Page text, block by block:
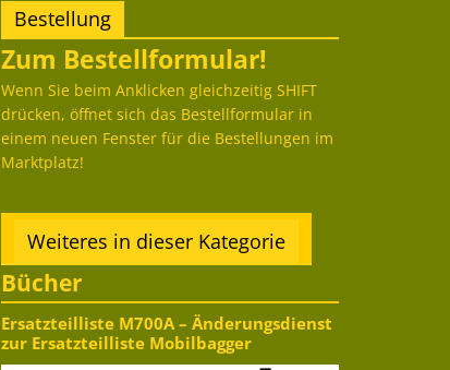
Bestellung
Zum Bestellformular!
Wenn Sie beim Anklicken gleichzeitig SHIFT
drücken, öffnet sich das Bestellformular in
einem neuen Fenster für die Bestellungen im
Marktplatz!
Weiteres in dieser Kategorie
Bücher
Ersatzteilliste M700A – Änderungsdienst
zur Ersatzteilliste Mobilbagger